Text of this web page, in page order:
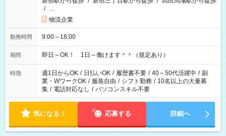
/ …
物流企業
勤務時間 9:00～18:00
期間 即日～OK！ 1日～働けます＾＾（規定あり）
特徴 週1日からOK / 日払いOK / 履歴書不要 / 40～50代活躍中 / 副
業・WワークOK / 服装自由 / シフト勤務 / 10名以上の大量募
集 / 電話対応なし / パソコンスキル不要
気になる！ 応募する 詳細へ